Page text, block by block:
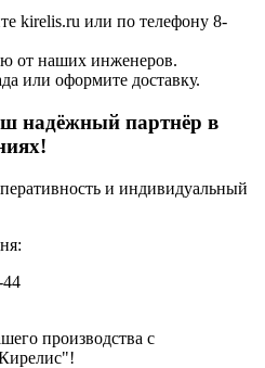
kirelis.ru или по телефону 8-
от наших инженеров.
или оформите доставку.
партнёр в
и индивидуальный
производства с